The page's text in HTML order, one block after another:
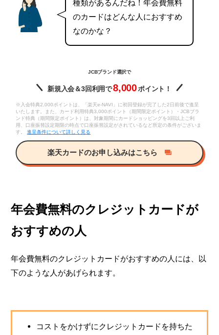
種類があるんだね！年会費無料
のカードはどんな人におすすめ
なのかな？
JCBブランド選択で
新規入会＆3回利用で8,000ポイント！
※入会特典2,000ポイントは、「楽天e-NAVI」に初回登録が完了した2日前後で進呈
いたします。また、カード利用特典3,000ポイント（期間限定ポイント）・JCBブラ
ンド特典（期間限定ポイント）は、対象期間にカードショッピングを3回以上ご利
用、口座振替設定期限の時点で口座振替設定がされているなど所定の条件がございま
す。進呈条件について詳しく見る
楽天カードのお申し込みはこちら
年会費無料のクレジットカードが
おすすめの人
年会費無料のクレジットカードがおすすめの人には、以
下のような人があげられます。
コストをかけずにクレジットカードを持ちた